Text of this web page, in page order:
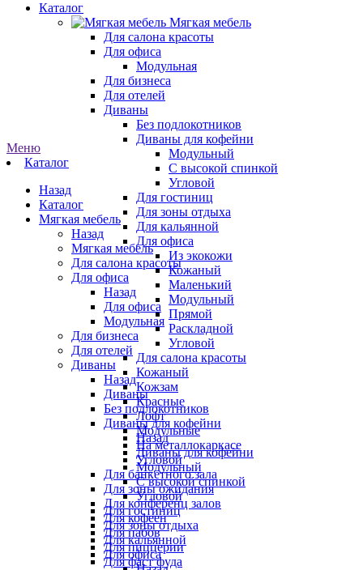
Каталог
Мягкая мебель
Для салона красоты
Для офиса
Модульная
Для бизнеса
Для отелей
Диваны
Без подлокотников
Диваны для кофейни
Модульный
С высокой спинкой
Угловой
Для гостиниц
Для зоны отдыха
Для кальянной
Для офиса
Из экокожи
Кожаный
Маленький
Модульный
Прямой
Раскладной
Угловой
Для салона красоты
Кожаный
Кожзам
Красные
Лофт
Модульные
На металлокаркасе
Угловой
Для банкетного зала
Для зоны ожидания
Для конференц залов
Для кофеен
Для пабов
Для пиццерии
Для фаст фуда
Меню
Каталог
Назад
Каталог
Мягкая мебель
Назад
Мягкая мебель
Для салона красоты
Для офиса
Назад
Для офиса
Модульная
Для бизнеса
Для отелей
Диваны
Назад
Диваны
Без подлокотников
Диваны для кофейни
Назад
Диваны для кофейни
Модульный
С высокой спинкой
Угловой
Для гостиниц
Для зоны отдыха
Для кальянной
Для офиса